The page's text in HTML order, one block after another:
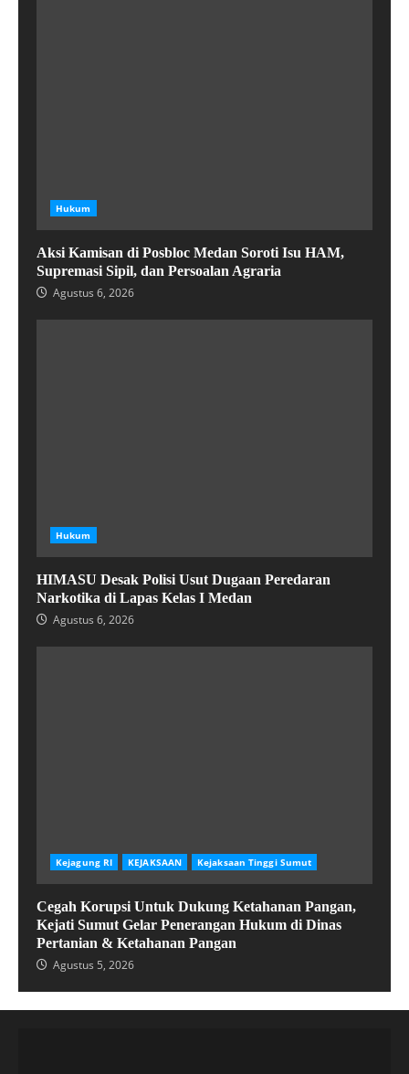
Hukum
Aksi Kamisan di Posbloc Medan Soroti Isu HAM,
Supremasi Sipil, dan Persoalan Agraria
Agustus 6, 2026
Hukum
HIMASU Desak Polisi Usut Dugaan Peredaran
Narkotika di Lapas Kelas I Medan
Agustus 6, 2026
Kejagung RI KEJAKSAAN Kejaksaan Tinggi Sumut
Cegah Korupsi Untuk Dukung Ketahanan Pangan,
Kejati Sumut Gelar Penerangan Hukum di Dinas
Pertanian & Ketahanan Pangan
Agustus 5, 2026